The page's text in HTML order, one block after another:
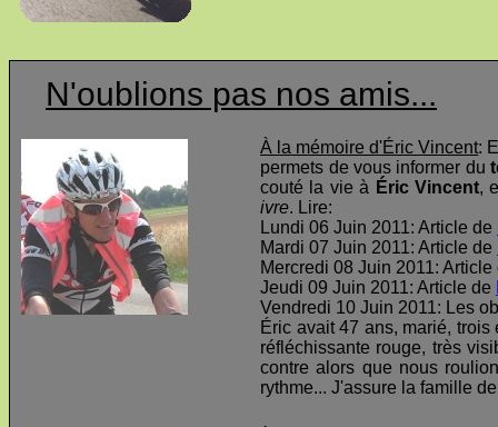
N'oublions pas nos amis...
À la mémoire d'Éric Vincent:
permets de vous informer du
couté la vie à Éric Vincent,
ivre. Lire:
Lundi 06 Juin 2011: Article de
Mardi 07 Juin 2011: Article de
Mercredi 08 Juin 2011:
Jeudi 09 Juin 2011: Article de
Vendredi 10 Juin 2011: Les
Éric avait 47 ans, marié,
réfléchissante rouge, très
contre alors que nous
rythme... J'assure la famille